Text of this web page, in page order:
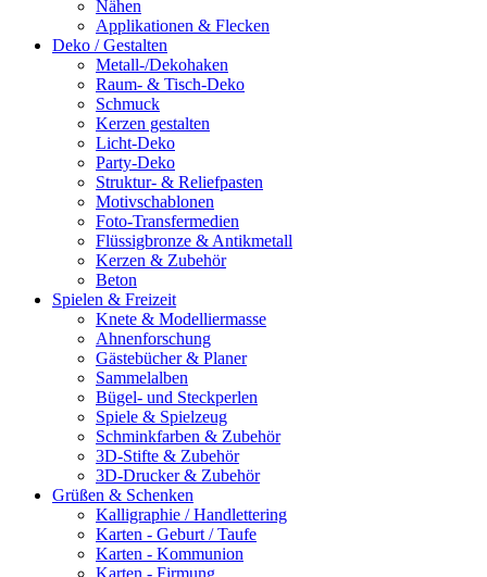
Nähen
Applikationen & Flecken
Deko / Gestalten
Metall-/Dekohaken
Raum- & Tisch-Deko
Schmuck
Kerzen gestalten
Licht-Deko
Party-Deko
Struktur- & Reliefpasten
Motivschablonen
Foto-Transfermedien
Flüssigbronze & Antikmetall
Kerzen & Zubehör
Beton
Spielen & Freizeit
Knete & Modelliermasse
Ahnenforschung
Gästebücher & Planer
Sammelalben
Bügel- und Steckperlen
Spiele & Spielzeug
Schminkfarben & Zubehör
3D-Stifte & Zubehör
3D-Drucker & Zubehör
Grüßen & Schenken
Kalligraphie / Handlettering
Karten - Geburt / Taufe
Karten - Kommunion
Karten - Firmung